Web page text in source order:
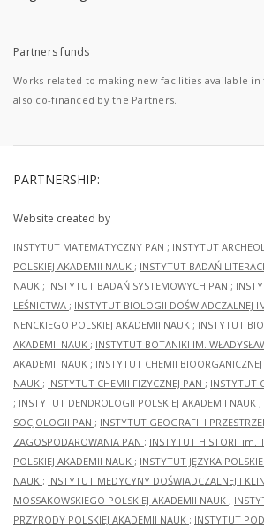
Partners funds
Works related to making new facilities available in
also co-financed by the Partners.
PARTNERSHIP:
Website created by
INSTYTUT MATEMATYCZNY PAN ; INSTYTUT
POLSKIEJ AKADEMII NAUK ; INSTYTUT BADAŃ
NAUK ; INSTYTUT BADAŃ SYSTEMOWYCH PAN ;
LEŚNICTWA ; INSTYTUT BIOLOGII DOŚWIADCZALNEJ
NENCKIEGO POLSKIEJ AKADEMII NAUK ; INSTYTUT
AKADEMII NAUK ; INSTYTUT BOTANIKI IM.
AKADEMII NAUK ; INSTYTUT CHEMII
NAUK ; INSTYTUT CHEMII FIZYCZNEJ PAN ; INSTYTUT
; INSTYTUT DENDROLOGII POLSKIEJ AKADEMII NAUK ;
SOCJOLOGII PAN ; INSTYTUT GEOGRAFII I
ZAGOSPODAROWANIA PAN ; INSTYTUT HISTORII im.
POLSKIEJ AKADEMII NAUK ; INSTYTUT JĘZYKA
NAUK ; INSTYTUT MEDYCYNY DOŚWIADCZALNEJ I
MOSSAKOWSKIEGO POLSKIEJ AKADEMII NAUK ;
PRZYRODY POLSKIEJ AKADEMII NAUK ; INSTYTUT